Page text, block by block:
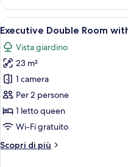
Double
Room
with
Sea
View
Apri
tutte
le
foto
per
Executive
Double
Room
Garden
11
Executive Double Room
Vista giardino
23 m²
1 camera
Per 2 persone
1 letto queen
Wi-Fi gratuito
Scopri di più
Altri